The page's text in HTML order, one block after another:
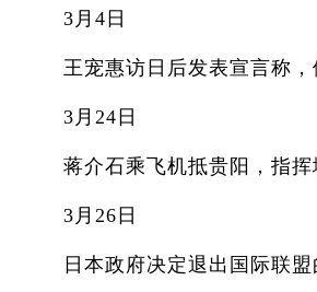
3月4日
王宠惠访日后发表宣言称，
3月24日
蒋介石乘飞机抵贵阳，指挥
3月26日
日本政府决定退出国际联盟